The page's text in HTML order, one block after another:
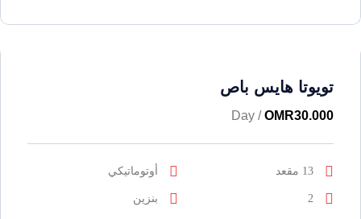
تويوتا هايس باص
OMR30.000
/ Day
13 مقعد أوتوماتيكي
2 بنزين